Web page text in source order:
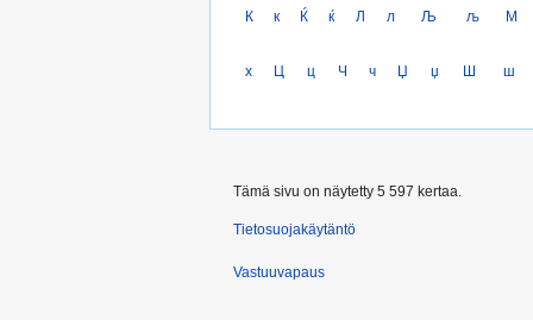
К к Ќ ќ Л л Љ љ М
х Ц ц Ч ч Џ џ Ш ш
Tämä sivu on näytetty 5 597 kertaa.
Tietosuojakäytäntö
Vastuuvapaus